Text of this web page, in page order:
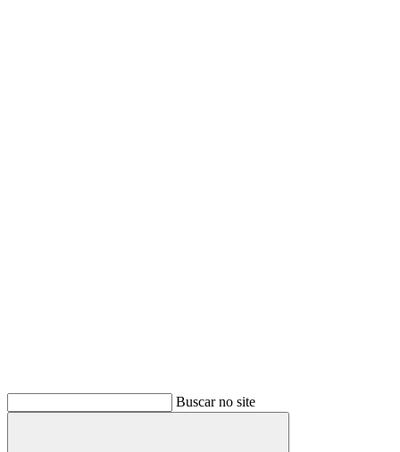
Buscar no site